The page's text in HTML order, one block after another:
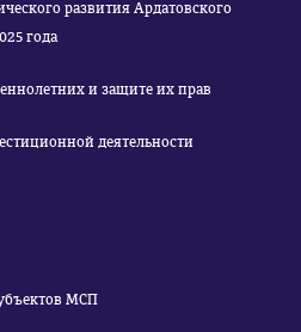
развития Ардатовского
года
и защите их прав
деятельности
МСП